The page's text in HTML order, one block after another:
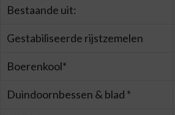
Bestaande uit:
Gestabiliseerde rijstzemelen
Boerenkool*
Duindoornbessen & blad *